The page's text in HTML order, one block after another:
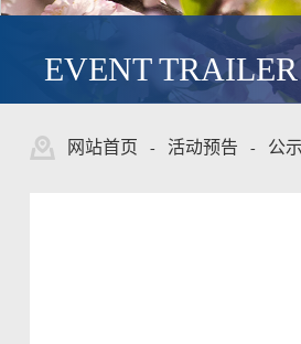
EVENT TRAILER
网站首页 - 活动预告 - 公